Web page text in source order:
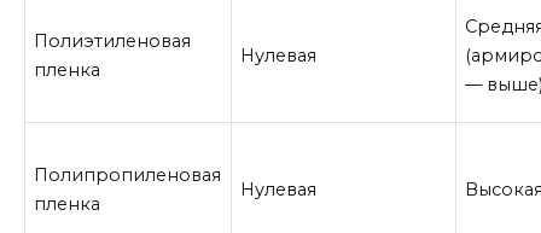
Полиэтиленовая
пленка
Нулевая
—
Полипропиленовая
пленка
Нулевая